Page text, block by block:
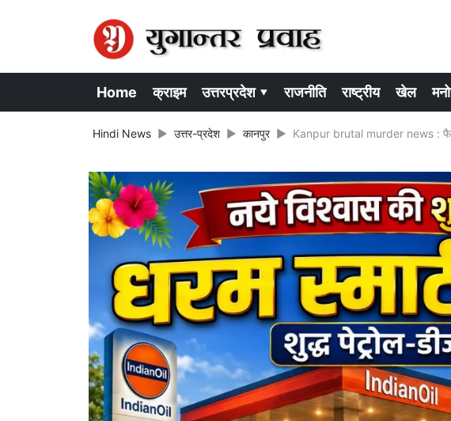
Home क्राइम उत्तरप्रदेश ▾ राजनीति राष्ट्रीय खेल
Hindi News उत्तर-प्रदेश कानपुर Kanpur brutal murder news :